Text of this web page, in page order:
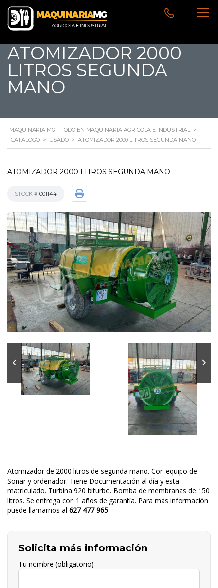
ATOMIZADOR 2000
LITROS SEGUNDA
MANO
MAQUINARIA MG - TODO EN MAQUINARIA AGRICOLA E INDUSTRIAL >
CATALOGO > USADO > ATOMIZADOR 2000 LITROS SEGUNDA MANO
ATOMIZADOR 2000 LITROS SEGUNDA MANO
STOCK # 001144
Atomizador de 2000 litros de segunda mano. Con equipo de
Sonar y ordenador. Tiene Documentación al día y esta
matriculado. Turbina 920 biturbo. Bomba de membranas de 150
litros. Se entrega con 1 años de garantía. Para más información
puede llamarnos al 627 477 965
Solicita más información
Tu nombre (obligatorio)